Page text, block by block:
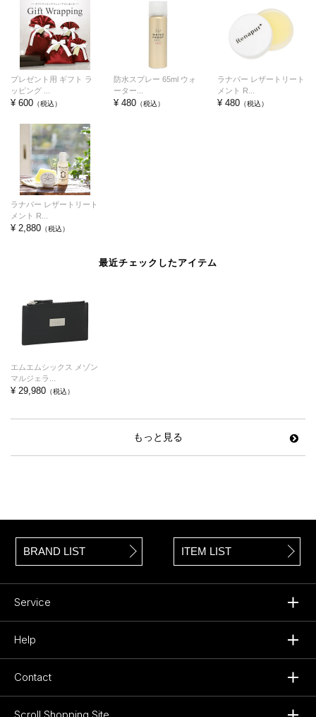
プレゼント用 ギフト ラ
ッピング ...
¥ 600 （税込）
防水スプレー 65ml ウォ
ーター...
¥ 480 （税込）
ラナパー レザートリート
メント R...
¥ 480（税込）
ラナパー レザートリート
メント R...
¥ 2,880 （税込）
最近チェックしたアイテム
エムエムシックス メゾン
マルジェラ...
¥ 29,980 （税込）
もっと見る
BRAND LIST ITEM LIST
Service
Help
Contact